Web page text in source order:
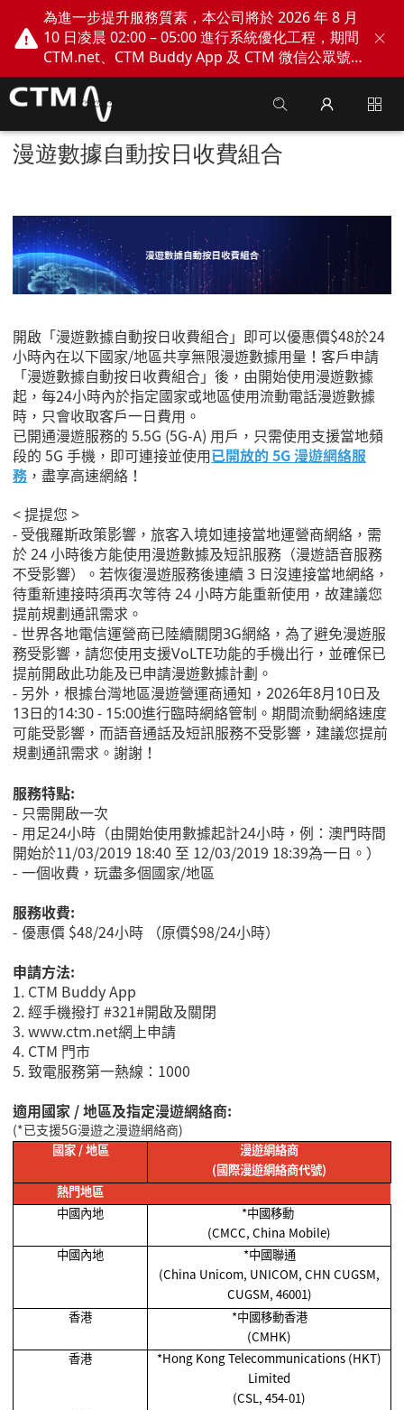
為進一步提升服務質素，本公司將於 2026 年 8 月
10 日凌晨 02:00 – 05:00 進行系統優化工程，期間
CTM.net、CTM Buddy App 及 CTM 微信公眾號
網上服務將會暫停。不便之處，敬請見諒！
漫遊數據自動按日收費組合
開啟「漫遊數據自動按日收費組合」即可以優惠價$48於24
小時內在以下國家/地區共享無限漫遊數據用量！客戶申請
「漫遊數據自動按日收費組合」後，由開始使用漫遊數據
起，每24小時內於指定國家或地區使用流動電話漫遊數據
時，只會收取客戶一日費用。
已開通漫遊服務的 5.5G (5G-A) 用戶，只需使用支援當地頻
段的 5G 手機，即可連接並使用已開放的 5G 漫遊網絡服
務 ，盡享高速網絡！
< 提提您 >
- 受俄羅斯政策影響，旅客入境如連接當地運營商網絡，需
於 24 小時後方能使用漫遊數據及短訊服務（漫遊語音服務
不受影響）。若恢復漫遊服務後連續 3 日沒連接當地網絡，
待重新連接時須再次等待 24 小時方能重新使用，故建議您
提前規劃通訊需求。
- 世界各地電信運營商已陸續關閉3G網絡，為了避免漫遊服
務受影響，請您使用支援VoLTE功能的手機出行，並確保已
提前開啟此功能及已申請漫遊數據計劃。
- 另外，根據台灣地區漫遊營運商通知，2026年8月10日及
13日的14:30 - 15:00進行臨時網絡管制。期間流動網絡速度
可能受影響，而語音通話及短訊服務不受影響，建議您提前
規劃通訊需求。謝謝！
服務特點:
- 只需開啟一次
- 用足24小時（由開始使用數據起計24小時，例：澳門時間
開始於11/03/2019 18:40 至 12/03/2019 18:39為一日。）
- 一個收費，玩盡多個國家/地區
服務收費:
- 優惠價 $48/24小時 （原價$98/24小時）
申請方法:
1. CTM Buddy App
2.經手機撥打 #321#開啟及關閉
3. www.ctm.net網上申請
4. CTM 門市
5.致電服務第一熱線： 1000
適用國家 / 地區及指定漫遊網絡商:
(*已支援5G漫遊之漫遊網絡商)
國家/地區
漫遊網絡商
(國際漫遊網絡商代號)
熱門地區
中國內地
*中國移動
(CMCC, China Mobile)
中國內地
*中國聯通
(China Unicom, UNICOM, CHN CUGSM,
CUGSM, 46001)
香港
*中國移動香港
(CMHK)
香港
*Hong Kong Telecommunications (HKT)
Limited
(CSL, 454-01)